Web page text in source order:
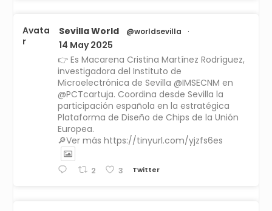
Avata
r
Sevilla World @worldsevilla ·
14 May 2025
👉 Es Macarena Cristina Martínez Rodríguez,
investigadora del Instituto de
Microelectrónica de Sevilla @IMSECNM en
@PCTcartuja. Coordina desde Sevilla la
participación española en la estratégica
Plataforma de Diseño de Chips de la Unión
Europea.
🔎Ver más https://tinyurl.com/yjzfs6es
2 3 Twitter